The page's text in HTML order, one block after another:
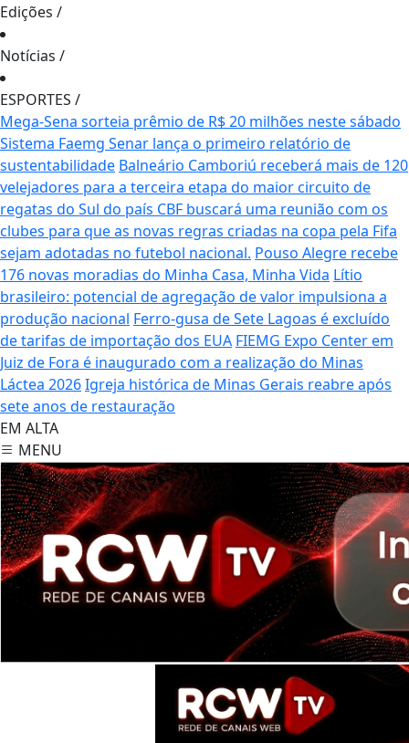
Edições /
Notícias /
ESPORTES /
Mega-Sena sorteia prêmio de R$ 20 milhões neste sábado
Sistema Faemg Senar lança o primeiro relatório de
sustentabilidade Balneário Camboriú receberá mais de 120
velejadores para a terceira etapa do maior circuito de
regatas do Sul do país CBF buscará uma reunião com os
clubes para que as novas regras criadas na copa pela Fifa
sejam adotadas no futebol nacional. Pouso Alegre recebe
176 novas moradias do Minha Casa, Minha Vida Lítio
brasileiro: potencial de agregação de valor impulsiona a
produção nacional Ferro-gusa de Sete Lagoas é excluído
de tarifas de importação dos EUA FIEMG Expo Center em
Juiz de Fora é inaugurado com a realização do Minas
Láctea 2026Igreja histórica de Minas Gerais reabre após
sete anos de restauração
EM ALTA
MENU